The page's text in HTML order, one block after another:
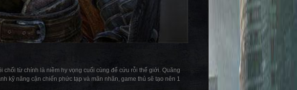
từ chính là niềm hy vọng cuối cùng để cứu rỗi thế giới. Quăng
kỹ năng cận chiến phức tạp và mãn nhãn, game thủ sẽ tạo nên 1